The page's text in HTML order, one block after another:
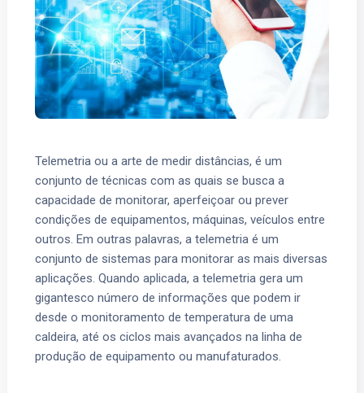
Telemetria ou a arte de medir distâncias, é um
conjunto de técnicas com as quais se busca a
capacidade de monitorar, aperfeiçoar ou prever
condições de equipamentos, máquinas, veículos entre
outros. Em outras palavras, a telemetria é um
conjunto de sistemas para monitorar as mais diversas
aplicações. Quando aplicada, a telemetria gera um
gigantesco número de informações que podem ir
desde o monitoramento de temperatura de uma
caldeira, até os ciclos mais avançados na linha de
produção de equipamento ou manufaturados.